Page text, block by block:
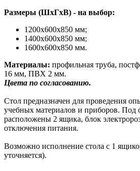
Размеры (ШхГхВ) - на выбор:
1200х600х850 мм;
1400х600х850 мм;
1600х600х850 мм.
Материалы: профильная труба,
16 мм, ПВХ 2 мм.
Цвета по согласованию.
Стол предназначен для проведения
учебных материалов и приборов. Под
расположены 2 ящика, блок
отключения питания.
Возможно исполнение стола с 1
уточняется).